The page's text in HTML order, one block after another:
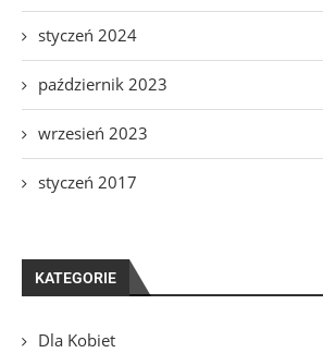
styczeń 2024
październik 2023
wrzesień 2023
styczeń 2017
KATEGORIE
Dla Kobiet